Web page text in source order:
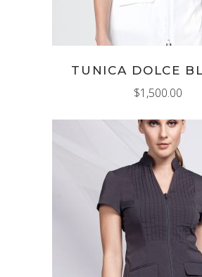
TUNICA DOLCE
$1,500.00
AÑADIR AL